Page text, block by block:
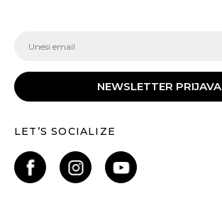
NEWSLETTER PRIJAVA
LET’S SOCIALIZE